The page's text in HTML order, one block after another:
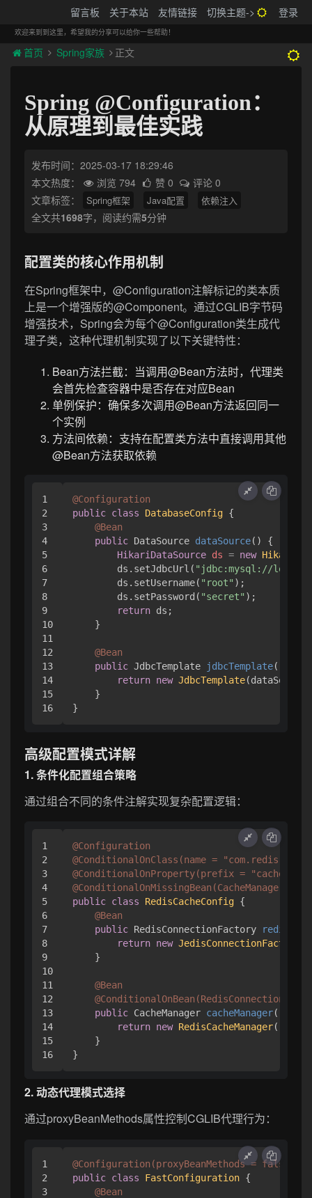
留言板 关于本站 友情链接 切换主题-> 登录
欢迎来到到这里，希望我的分享可以给你一些帮助！
首页 Spring家族 正文
Spring @Configuration：
从原理到最佳实践
发布时间：2025-03-17 18:29:46
本文热度：
浏览 794 赞 0
评论 0
文章标签：
Spring框架 Java配置 依赖注入
全文共1698字，阅读约需5分钟
配置类的核心作用机制
在Spring框架中，@Configuration注解标记的类本质
上是一个增强版的@Component。通过CGLIB字节码
增强技术，Spring会为每个@Configuration类生成代
理子类，这种代理机制实现了以下关键特性：
Bean方法拦截：当调用@Bean方法时，代理类
会首先检查容器中是否存在对应Bean
单例保护：确保多次调用@Bean方法返回同一
个实例
方法间依赖：支持在配置类方法中直接调用其他
@Bean方法获取依赖
1
2
3
4
5
6
7
8
9
10
11
12
13
14
15
@Configuration
public class DatabaseConfig {
@Bean
public DataSource dataSource()
{
HikariDataSource ds = new
        ds.setJdbcUrl(
"jdbc:mysql://
        ds.setUsername(
"root" );
        ds.setPassword(
"secret" );
return ds;
    }
@Bean
public JdbcTemplate jdbcTemplate()
return new JdbcTemplate
    }
高级配置模式详解
1. 条件化配置组合策略
通过组合不同的条件注解实现复杂配置逻辑：
1
2
3
4
5
6
7
8
9
10
11
12
13
14
15
@Configuration
@ConditionalOnClass(name =
@ConditionalOnProperty(prefix = "cache",
public class RedisCacheConfig {
@Bean
public RedisConnectionFactory
return new JedisConnectionFactory
    }
@Bean
public CacheManager cacheManager()
return new RedisCacheManager
    }
2. 动态代理模式选择
通过proxyBeanMethods属性控制CGLIB代理行为：
1
2
3
@Configuration(proxyBeanMethods = false)
public class FastConfiguration {
@Bean